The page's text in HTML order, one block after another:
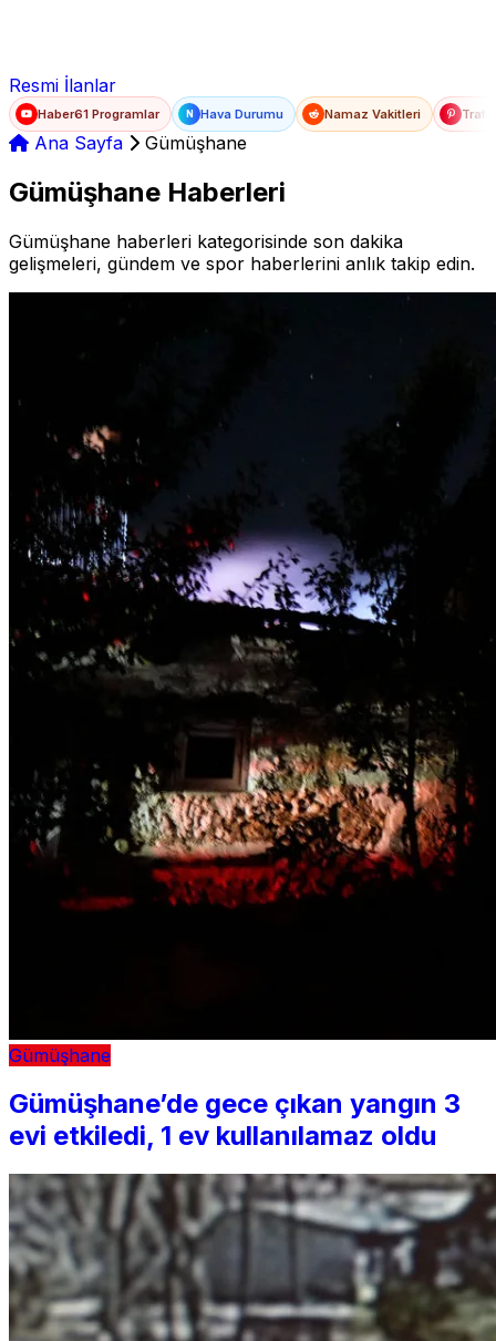
Resmi İlanlar
Haber61 Programlar N Hava Durumu Namaz Vakitleri
Ana Sayfa Gümüşhane
Gümüşhane Haberleri
Gümüşhane haberleri kategorisinde son dakika
gelişmeleri, gündem ve spor haberlerini anlık takip edin.
Gümüşhane
Gümüşhane’de gece çıkan yangın 3
evi etkiledi, 1 ev kullanılamaz oldu